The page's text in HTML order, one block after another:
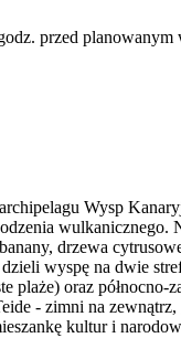
przed
Wysp
drzewa
wyspę na dwie
oraz
- zimni na
kultur i